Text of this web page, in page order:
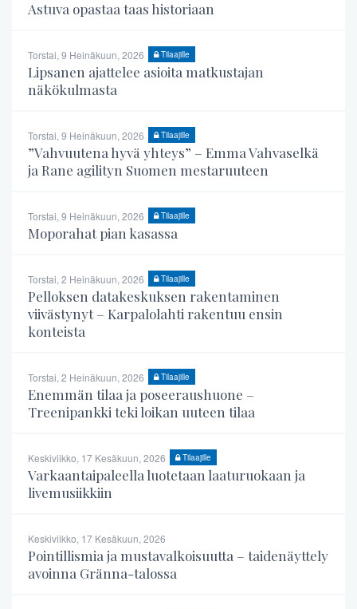
Astuva opastaa taas historiaan
Torstai, 9 Heinäkuun, 2026 Tilaajille
Lipsanen ajattelee asioita matkustajan
näkökulmasta
Torstai, 9 Heinäkuun, 2026 Tilaajille
”Vahvuutena hyvä yhteys” – Emma Vahvaselkä
ja Rane agilityn Suomen mestaruuteen
Torstai, 9 Heinäkuun, 2026 Tilaajille
Moporahat pian kasassa
Torstai, 2 Heinäkuun, 2026 Tilaajille
Pelloksen datakeskuksen rakentaminen
viivästynyt – Karpalolahti rakentuu ensin
konteista
Torstai, 2 Heinäkuun, 2026 Tilaajille
Enemmän tilaa ja poseeraushuone –
Treenipankki teki loikan uuteen tilaa
Keskiviikko, 17 Kesäkuun, 2026 Tilaajille
Varkaantaipaleella luotetaan laaturuokaan ja
livemusiikkiin
Keskiviikko, 17 Kesäkuun, 2026
Pointillismia ja mustavalkoisuutta – taidenäyttely
avoinna Gränna-talossa